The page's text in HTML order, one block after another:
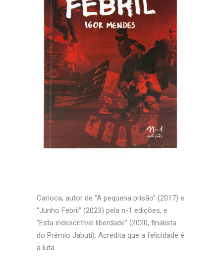
Carioca, autor de “A pequena prisão” (2017) e
“Junho Febril” (2023) pela n-1 edições, e
“Esta indescritível liberdade” (2020, finalista
do Prêmio Jabuti). Acredita que a felicidade é
a luta.